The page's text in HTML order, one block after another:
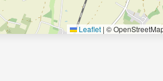
Leaflet | ©